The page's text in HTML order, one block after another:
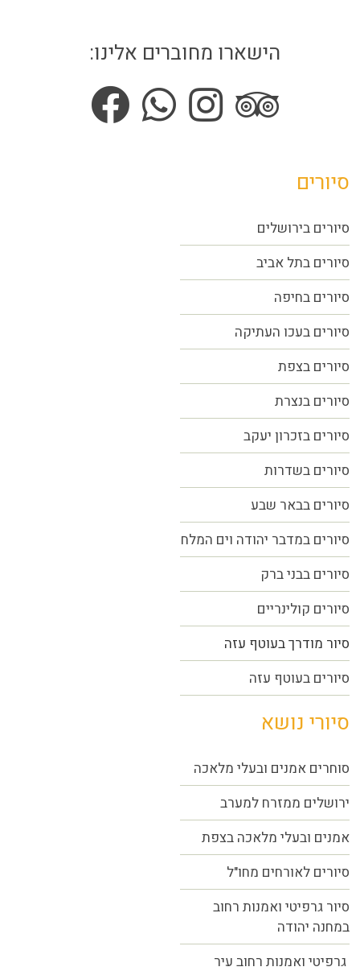
הישארו מחוברים אלינו:
סיורים
סיורים בירושלים
סיורים בתל אביב
סיורים בחיפה
סיורים בעכו העתיקה
סיורים בצפת
סיורים בנצרת
סיורים בזכרון יעקב
סיורים בשדרות
סיורים בבאר שבע
סיורים במדבר יהודה וים המלח
סיורים בבני ברק
סיורים קולינריים
סיור מודרך בעוטף עזה
סיורים בעוטף עזה
סיורי נושא
סוחרים אמנים ובעלי מלאכה
ירושלים ממזרח למערב
אמנים ובעלי מלאכה בצפת
סיורים לאורחים מחו"ל
סיור גרפיטי ואמנות רחוב
במחנה יהודה
גרפיטי ואמנות רחוב עיר